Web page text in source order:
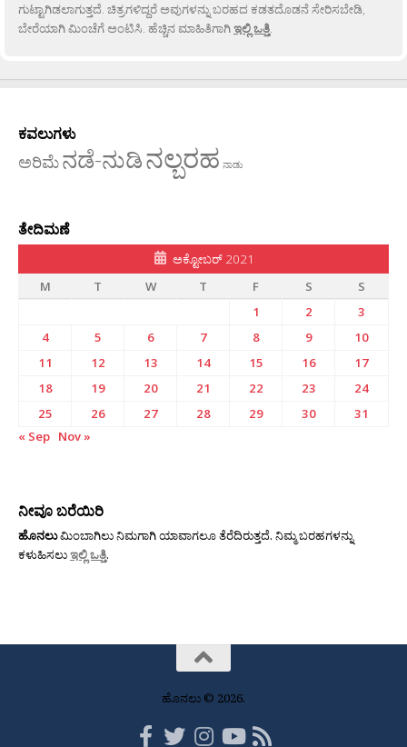
ಗುಟ್ಟಾಗಿಡಲಾಗುತ್ತದೆ. ಚಿತ್ರಗಳಿದ್ದರೆ ಅವುಗಳನ್ನು ಬರಹದ ಕಡತದೊಡನೆ ಸೇರಿಸಬೇಡಿ,
ಬೇರೆಯಾಗಿ ಮಿಂಚೆಗೆ ಅಂಟಿಸಿ. ಹೆಚ್ಚಿನ ಮಾಹಿತಿಗಾಗಿಇಲ್ಲಿ ಒತ್ತಿ.
ಕವಲುಗಳು
ಅರಿಮೆನಡೆ-ನುಡಿನಲ್ಬರಹ ನಾಡು
ತೇದಿಮಣೆ
ಅಕ್ಟೋಬರ್ 2021
M
T W T F S
S
1
2
3
4
5 6 7 8 9
10
11
12 13 14 15 16
17
18
19 20 21 22 23
24
25
26 27 28 29 30
31
« Sep Nov »
ನೀವೂ ಬರೆಯಿರಿ
ಹೊನಲುಮಿಂಬಾಗಿಲು ನಿಮಗಾಗಿ ಯಾವಾಗಲೂ ತೆರೆದಿರುತ್ತದೆ. ನಿಮ್ಮ ಬರಹಗಳನ್ನು
ಕಳುಹಿಸಲುಇಲ್ಲಿ ಒತ್ತಿ.
ಹೊನಲು © 2026.